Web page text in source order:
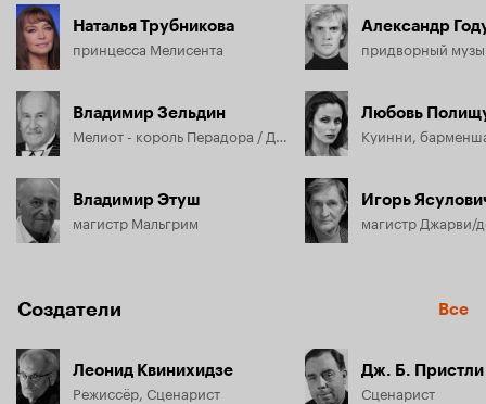
Наталья Трубникова
принцесса Мелисента
Владимир Зельдин
Владимир Этуш
магистр Мальгрим
Александр
Любовь
Куинни,
Игорь
Создатели Все
Леонид Квинихидзе
Режиссёр, Сценарист
Дж. Б. Пристли
Сценарист